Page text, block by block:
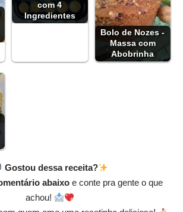
com 4
Ingredientes
Bolo de Nozes -
Massa com
Abobrinha
Gostou dessa receita?
abaixoe conte pra gente o que
achou!